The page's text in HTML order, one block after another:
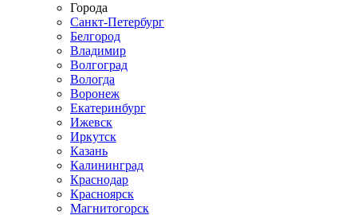
Города
Санкт-Петербург
Белгород
Владимир
Волгоград
Вологда
Воронеж
Екатеринбург
Ижевск
Иркутск
Казань
Калининград
Краснодар
Красноярск
Магнитогорск